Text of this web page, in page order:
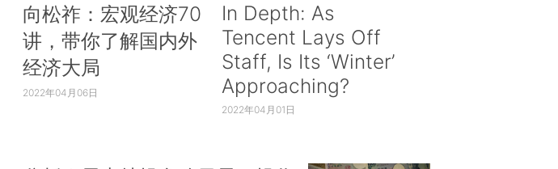
向松祚：宏观经济70
讲，带你了解国内外
经济大局
2022年04月06日
In Depth: As
Tencent Lays Off
Staff, Is Its ‘Winter’
Approaching?
2022年04月01日